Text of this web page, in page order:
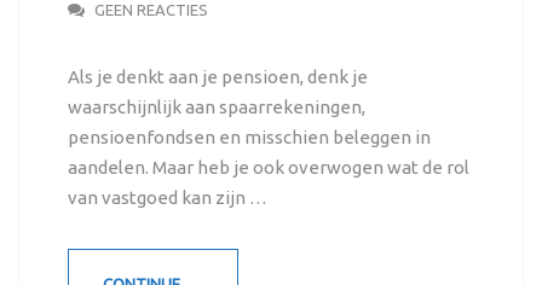
GEEN REACTIES
Als je denkt aan je pensioen, denk je
waarschijnlijk aan spaarrekeningen,
pensioenfondsen en misschien beleggen in
aandelen. Maar heb je ook overwogen wat de rol
van vastgoed kan zijn …